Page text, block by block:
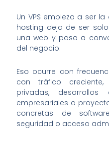
Un VPS empieza a ser
hosting deja de ser
una web y pasa a
del negocio.
Eso ocurre con
con tráfico
privadas,
empresariales o
concretas de
seguridad o acceso